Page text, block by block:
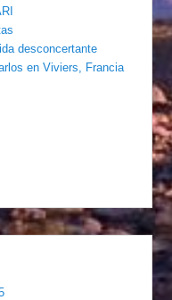
desconcertante
en Viviers, Francia